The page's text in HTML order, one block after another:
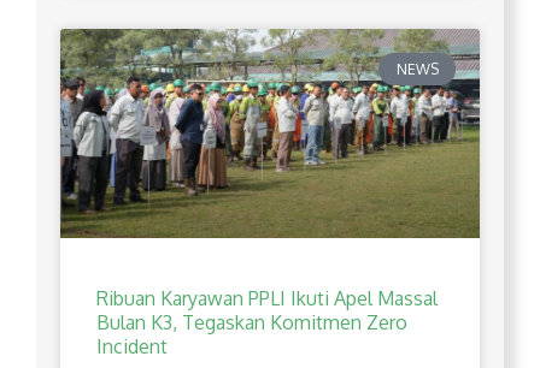
NEWS
Ribuan Karyawan PPLI Ikuti Apel Massal
Bulan K3, Tegaskan Komitmen Zero
Incident